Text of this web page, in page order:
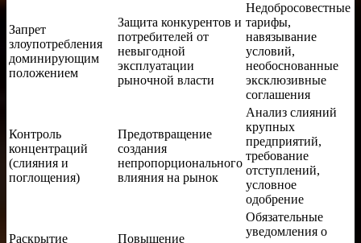
Запрет
злоупотребления
доминирующим
положением
Защита конкурентов и
потребителей от
невыгодной
эксплуатации
рыночной власти
Недобросовестные
тарифы,
навязывание
условий,
необоснованные
эксклюзивные
соглашения
Контроль
концентраций
(слияния и
поглощения)
Предотвращение
создания
непропорционального
влияния на рынок
Анализ слияний
крупных
предприятий,
требование
отступлений,
условное
одобрение
Раскрытие
Повышение
Обязательные
уведомления о